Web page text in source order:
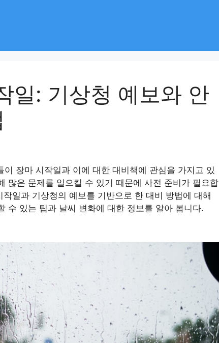
일: 기상청 예보와 안
장마 시작일과 이에 대한 대비책에 관심을 가지고 있
많은 문제를 일으킬 수 있기 때문에 사전 준비가 필요합
일과 기상청의 예보를 기반으로 한 대비 방법에 대해
수 있는 팁과 날씨 변화에 대한 정보를 알아 봅니다.